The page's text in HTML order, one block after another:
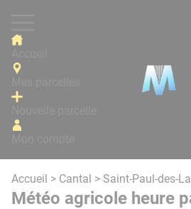
Accueil > Cantal > Saint-Paul-des-
Météo agricole heure